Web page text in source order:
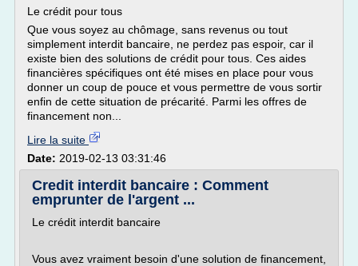
Le crédit pour tous
Que vous soyez au chômage, sans revenus ou tout
simplement interdit bancaire, ne perdez pas espoir, car il
existe bien des solutions de crédit pour tous. Ces aides
financières spécifiques ont été mises en place pour vous
donner un coup de pouce et vous permettre de vous sortir
enfin de cette situation de précarité. Parmi les offres de
financement non...
Lire la suite
Date: 2019-02-13 03:31:46
Credit interdit bancaire : Comment
emprunter de l'argent ...
Le crédit interdit bancaire
Vous avez vraiment besoin d'une solution de financement,